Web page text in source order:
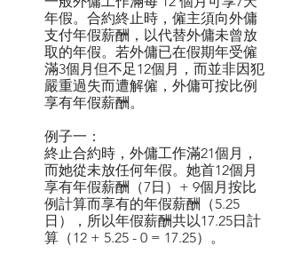
年假。合約終止時，僱主須向外傭
支付年假薪酬，以代替外傭未曾放
取的年假。若外傭已在假期年受僱
滿3個月但不足12個月，而並非因犯
嚴重過失而遭解僱，外傭可按比例
享有年假薪酬。
例子一：
終止合約時，外傭工作滿21個月，
而她從未放任何年假。她首12個月
享有年假薪酬（7日）+ 9個月按比
例計算而享有的年假薪酬（5.25
日），所以年假薪酬共以17.25日計
算（12 + 5.25 - 0 = 17.25）。